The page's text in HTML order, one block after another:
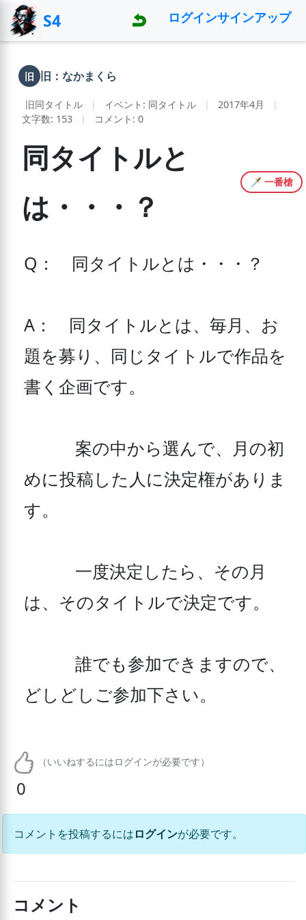
S4 ログインサインアップ
旧 旧：なかまくら
旧同タイトル | イベント: 同タイトル | 2017年4月
|
文字数: 153
| コメント: 0
同タイトルと
は・・・？
🗡️ 一番槍
Q：　同タイトルとは・・・？
A：　同タイトルとは、毎月、お
題を募り、同じタイトルで作品を
書く企画です。
案の中から選んで、月の初
めに投稿した人に決定権がありま
す。
一度決定したら、その月
は、そのタイトルで決定です。
誰でも参加できますので、
どしどしご参加下さい。
（いいねするにはログインが必要です）
0
コメントを投稿するにはログインが必要です。
コメント